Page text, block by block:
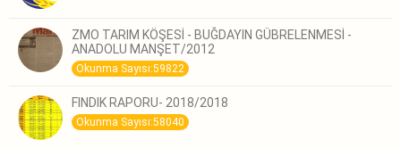
ZMO TARIM KÖŞESİ - BUĞDAYIN GÜBRELENMESİ -
ANADOLU MANŞET/2012
Okunma Sayısı:59822
FINDIK RAPORU- 2018/2018
Okunma Sayısı:58040